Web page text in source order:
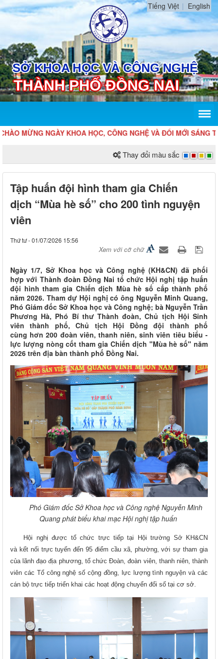
Tiếng Việt English
MỪNG NGÀY KHOA HỌC, CÔNG NGHỆ VÀ ĐỔI MỚI SÁNG TẠO
Thay đổi màu sắc
Tập huấn đội hình tham gia Chiến
dịch “Mùa hè số” cho 200 tình nguyện
viên
Thứ tư - 01/07/2026 15:56
Xem với cỡ chữ
Ngày 1/7, Sở Khoa học và Công nghệ (KH&CN) đã phối
hợp với Thành đoàn Đồng Nai tổ chức Hội nghị tập huấn
đội hình tham gia Chiến dịch Mùa hè số cấp thành phố
năm 2026. Tham dự Hội nghị có ông Nguyễn Minh Quang,
Phó Giám đốc Sở Khoa học và Công nghệ; bà Nguyễn Trần
Phương Hà, Phó Bí thư Thành đoàn, Chủ tịch Hội Sinh
viên thành phố, Chủ tịch Hội Đồng đội thành phố
cùng hơn 200 đoàn viên, thanh niên, sinh viên tiêu biểu -
lực lượng nòng cốt tham gia Chiến dịch "Mùa hè số" năm
2026 trên địa bàn thành phố Đồng Nai.
Phó Giám đốc Sở Khoa học và Công nghệ Nguyễn Minh
Quang phát biểu khai mạc Hội nghị tập huấn
Hội nghịđược tổ chức trực tiếp tại Hội trường Sở KH&CN
và kết nối trực tuyến đến 95 điểm cầu xã, phường, với sự tham gia
của lãnh đạo địa phương, tổ chức Đoàn, đoàn viên, thanh niên, thành
viên các Tổ công nghệ số cộng đồng, lực lượng tình nguyện và các
cán bộ trực tiếp triển khai các hoạt động chuyển đổi số tại cơ sở.